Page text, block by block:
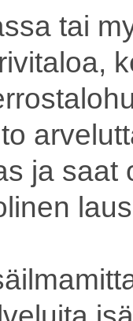
tai
ja saat